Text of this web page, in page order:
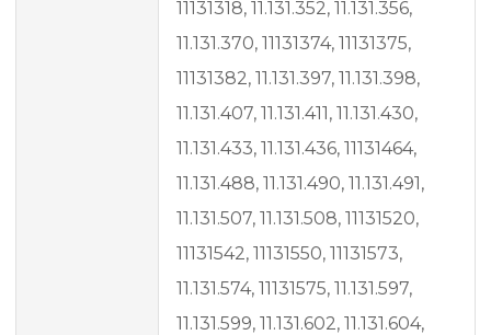
11131318, 11.131.352, 11.131.356,
11.131.370, 11131374, 11131375,
11131382, 11.131.397, 11.131.398,
11.131.407, 11.131.411, 11.131.430,
11.131.433, 11.131.436, 11131464,
11.131.488, 11.131.490, 11.131.491,
11.131.507, 11.131.508, 11131520,
11131542, 11131550, 11131573,
11.131.574, 11131575, 11.131.597,
11.131.599, 11.131.602, 11.131.604,